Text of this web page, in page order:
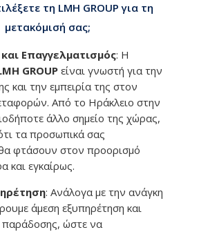
τη LMH GROUP για τη
μετακόμισή σας;
Επαγγελματισμός: Η
GROUPείναι γνωστή για την
και την εμπειρία της στον
Από το Ηράκλειο στην
άλλο σημείο της χώρας,
τα προσωπικά σας
θα φτάσουν στον προορισμό
και εγκαίρως.
: Ανάλογα με την ανάγκη
άμεση εξυπηρέτηση και
ώστε να